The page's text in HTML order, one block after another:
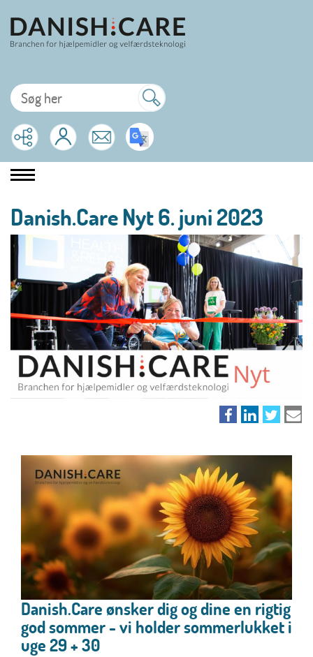
Danish.Care Nyt 6. juni 2023
Danish.Care ønsker dig og dine en rigtig
god sommer - vi holder sommerlukket i
uge 29 + 30